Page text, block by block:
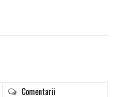
Comentarii